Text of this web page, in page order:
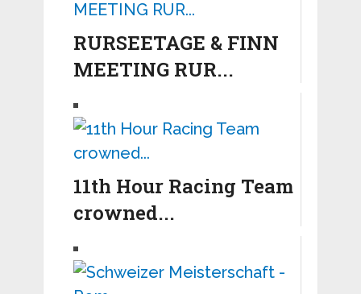
RURSEETAGE & FINN
MEETING RUR...
11th Hour Racing Team
crowned...